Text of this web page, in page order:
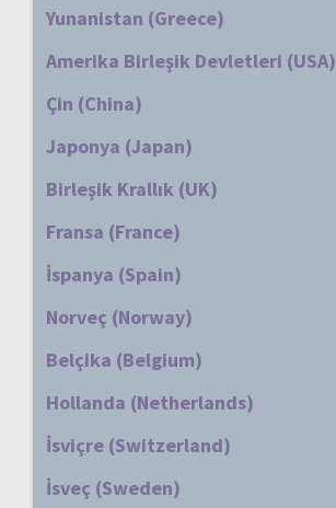
Yunanistan (Greece)
Amerika Birleşik Devletleri (USA)
Çin (China)
Japonya (Japan)
Birleşik Krallık (UK)
Fransa (France)
İspanya (Spain)
Norveç (Norway)
Belçika (Belgium)
Hollanda (Netherlands)
İsviçre (Switzerland)
İsveç (Sweden)